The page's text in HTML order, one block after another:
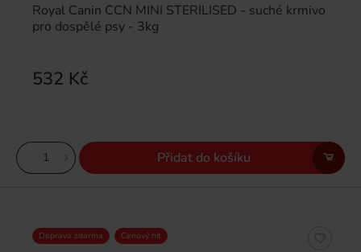
Royal Canin CCN MINI STERILISED - suché krmivo
pro dospělé psy - 3kg
532 Kč
Přidat do košíku
Doprava zdarma Cenový hit